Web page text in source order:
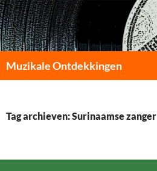
Muzikale Ontdekkingen
INHOUD
Tag archieven: Surinaamse zanger